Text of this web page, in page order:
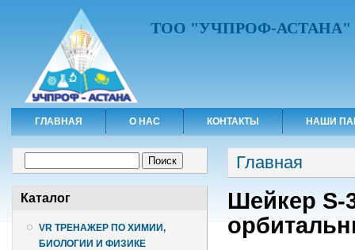
ТОО "УЧПРОФ-АСТАНА"
ГЛАВНАЯ О НАС КОНТАКТЫ НАШИ
Каталог
VR ТРЕНАЖЕР ПО ХИМИИ,
БИОЛОГИИ И ФИЗИКЕ
Вы здесь
Главная
Шейкер S-